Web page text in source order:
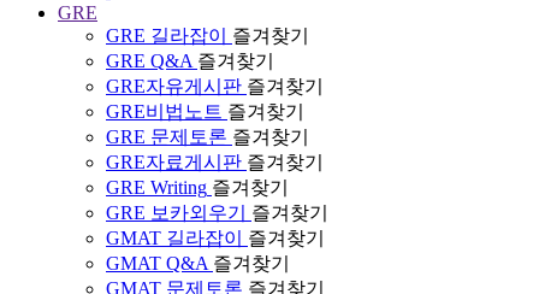
GRE
GRE 길라잡이
즐겨찾기
GRE Q&A 즐겨찾기
GRE자유게시판 즐겨찾기
GRE비법노트 즐겨찾기
GRE 문제토론 즐겨찾기
GRE자료게시판 즐겨찾기
GRE Writing 즐겨찾기
GRE 보카외우기
즐겨찾기
GMAT 길라잡이
즐겨찾기
GMAT Q&A 즐겨찾기
GMAT 문제토론 즐겨찾기